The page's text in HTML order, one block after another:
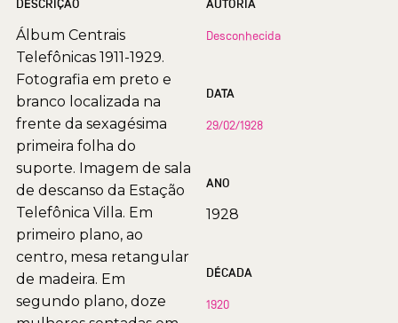
DESCRIÇÃO
Álbum Centrais
Telefônicas 1911-1929.
Fotografia em preto e
branco localizada na
frente da sexagésima
primeira folha do
suporte. Imagem de sala
de descanso da Estação
Telefônica Villa. Em
primeiro plano, ao
centro, mesa retangular
de madeira. Em
segundo plano, doze
AUTORIA
Desconhecida
DATA
29/02/1928
ANO
1928
DÉCADA
1920